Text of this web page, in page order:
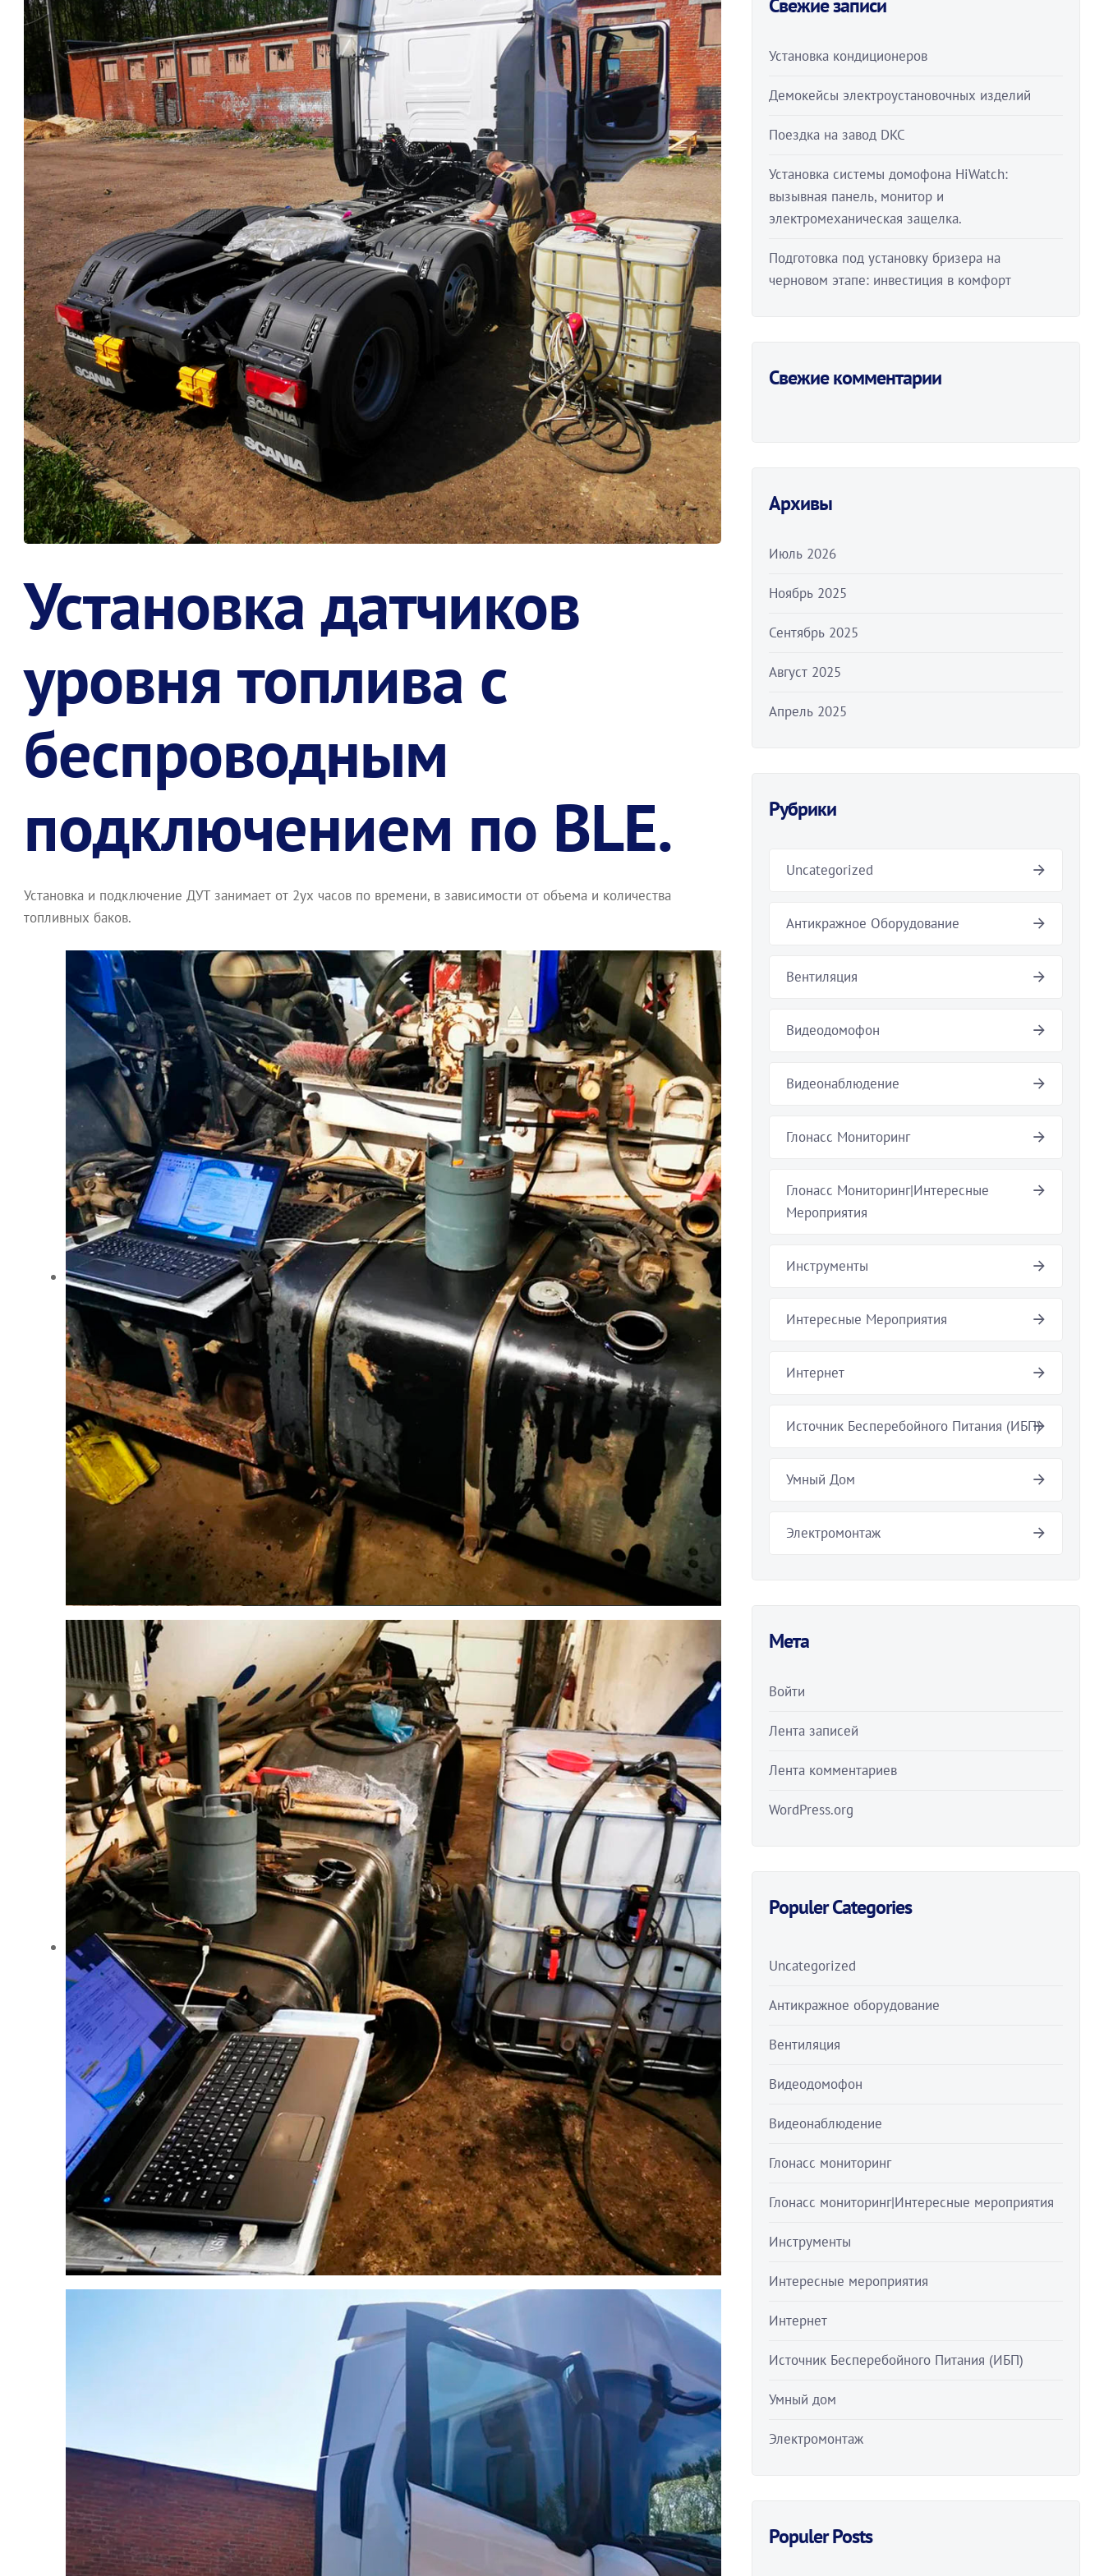
Установка датчиков
уровня топлива с
беспроводным
подключением по BLE.
Установка и подключение ДУТ занимает от 2ух часов по времени, в зависимости от объема и количества
топливных баков.
Свежие записи
Установка кондиционеров
Демокейсы электроустановочных изделий
Поездка на завод DKC
Установка системы домофона HiWatch:
вызывная панель, монитор и
электромеханическая защелка.
Подготовка под установку бризера на
черновом этапе: инвестиция в комфорт
Свежие комментарии
Архивы
Июль 2026
Ноябрь 2025
Сентябрь 2025
Август 2025
Апрель 2025
Рубрики
Uncategorized
Антикражное Оборудование
Вентиляция
Видеодомофон
Видеонаблюдение
Глонасс Мониторинг
Глонасс Мониторинг|Интересные
Мероприятия
Инструменты
Интересные Мероприятия
Интернет
Источник Бесперебойного Питания (ИБП)
Умный Дом
Электромонтаж
Мета
Войти
Лента записей
Лента комментариев
WordPress.org
Populer Categories
Uncategorized
Антикражное оборудование
Вентиляция
Видеодомофон
Видеонаблюдение
Глонасс мониторинг
Глонасс мониторинг|Интересные мероприятия
Инструменты
Интересные мероприятия
Интернет
Источник Бесперебойного Питания (ИБП)
Умный дом
Электромонтаж
Populer Posts